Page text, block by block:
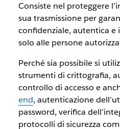
Consiste nel proteggere
sua trasmissione per
confidenziale, autentica e
solo alle persone
Perché sia possibile si
strumenti di crittografia,
controllo di accesso e
end, autenticazione
password, verifica
protocolli di sicurezza